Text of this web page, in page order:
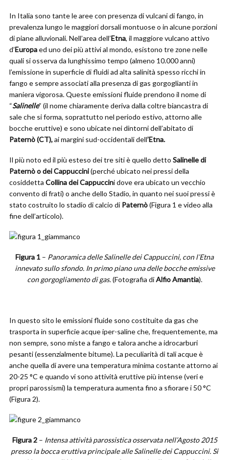
In Italia sono tante le aree con presenza di vulcani di fango, in
prevalenza lungo le maggiori dorsali montuose o in alcune porzioni
di piane alluvionali. Nell’area dell’Etna, il maggiore vulcano attivo
d’Europaed uno dei più attivi al mondo, esistono tre zone nelle
quali si osserva da lunghissimo tempo (almeno 10.000 anni)
l’emissione in superficie di fluidi ad alta salinità spesso ricchi in
fango e sempre associati alla presenza di gas gorgoglianti in
maniera vigorosa. Queste emissioni fluide prendono il nome di
“Salinelle” (il nome chiaramente deriva dalla coltre biancastra di
sale che si forma, soprattutto nel periodo estivo, attorno alle
bocche eruttive) e sono ubicate nei dintorni dell’abitato di
Paternò (CT),ai margini sud-occidentali dell’Etna.
Il più noto ed il più esteso dei tre siti è quello detto Salinelle di
Paternò o dei Cappuccini(perché ubicato nei pressi della
cosiddetta Collina dei Cappuccini dove era ubicato un vecchio
convento di frati) o anche dello Stadio, in quanto nei suoi pressi è
stato costruito lo stadio di calcio di Paternò(Figura 1 e video alla
fine dell’articolo).
Figura 1 – Panoramica delle Salinelle dei Cappuccini, con l’Etna
innevato sullo sfondo. In primo piano una delle bocche emissive
con gorgogliamento di gas.(Fotografia diAlfio Amantia).
In questo sito le emissioni fluide sono costituite da gas che
trasporta in superficie acque iper-saline che, frequentemente, ma
non sempre, sono miste a fango e talora anche a idrocarburi
pesanti (essenzialmente bitume). La peculiarità di tali acque è
anche quella di avere una temperatura minima costante attorno ai
20-25 °C e quando vi sono attività eruttive più intense (veri e
propri parossismi) la temperatura aumenta fino a sfiorare i 50 °C
(Figura 2).
Figura 2– Intensa attività parossistica osservata nell’Agosto 2015
presso la bocca eruttiva principale alle Salinelle dei Cappuccini. Si